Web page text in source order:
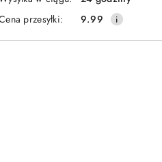
przesyłki:
9.99